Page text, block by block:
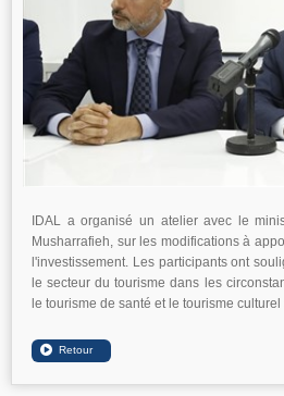
IDAL a organisé un atelier avec le
Musharrafieh, sur les modifications à
l'investissement. Les participants ont
le secteur du tourisme dans les
le tourisme de santé et le tourisme